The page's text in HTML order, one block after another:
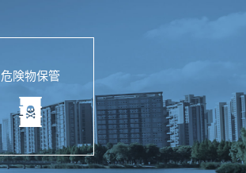
危険物保管